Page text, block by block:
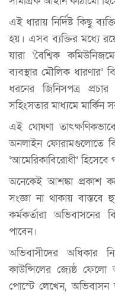
এই ধারায় নির্দিষ্ট কিছু
হয়। এসব ব্যক্তির মধ্যে
যারা ‘বৈশ্বিক
ব্যবস্থার মৌলিক ধারণার’
ধরনের জিনিসপত্র
সহিংসতার মাধ্যমে
এই ঘোষণা
অনলাইন ফোরামগুলোতে
‘আমেরিকাবিরোধী’ হিসেবে
অনেকেই আশঙ্কা প্রকাশ
সংজ্ঞা না থাকায়
কর্মকর্তারা
পাবেন।
অভিবাসীদের অধিকার
কাউন্সিলের জ্যেষ্ঠ
পোস্টে লেখেন, অভিবাসন